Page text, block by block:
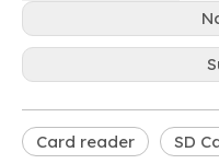
Card reader SD